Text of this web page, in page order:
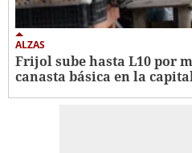
ALZAS
Frijol sube hasta L10 por
canasta básica en la